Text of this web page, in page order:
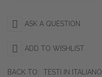
ASK A QUESTION
ADD TO WISHLIST
BACK TO: TESTI IN ITALIANO